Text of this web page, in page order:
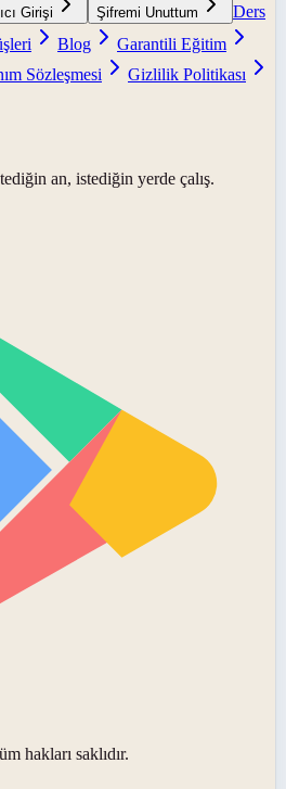
Girişi Şifremi Unuttum
Ders
Blog
Garantili Eğitim
Sözleşmesi
Gizlilik Politikası
an, istediğin yerde çalış.
hakları saklıdır.